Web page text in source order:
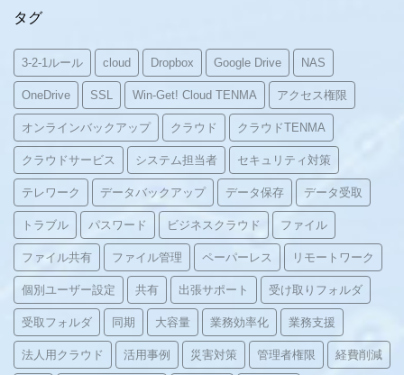
タグ
3-2-1ルール cloud Dropbox Google Drive NAS
OneDrive SSL Win-Get! Cloud TENMA アクセス権限
オンラインバックアップ クラウド クラウドTENMA
クラウドサービス システム担当者 セキュリティ対策
テレワーク データバックアップ データ保存 データ受取
トラブル パスワード ビジネスクラウド ファイル
ファイル共有 ファイル管理 ペーパーレス リモートワーク
個別ユーザー設定 共有 出張サポート 受け取りフォルダ
受取フォルダ 同期 大容量 業務効率化 業務支援
法人用クラウド 活用事例 災害対策 管理者権限 経費削減